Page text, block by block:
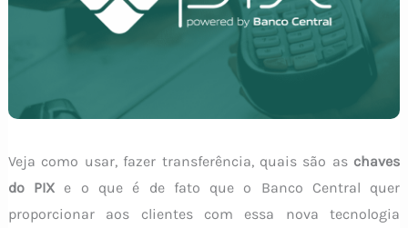
Veja como usar, fazer transferência, quais são as chaves
do PIXe o que é de fato que o Banco Central quer
proporcionar aos clientes com essa nova tecnologia